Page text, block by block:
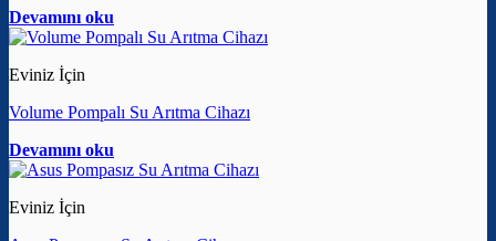
Devamını oku
Eviniz İçin
Volume Pompalı Su Arıtma Cihazı
Devamını oku
Eviniz İçin